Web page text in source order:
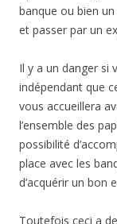
banque ou bien
et passer par un
Il y a un danger si
indépendant que
vous accueillera
l’ensemble des
possibilité
place avec les
d’acquérir un bon
Toutefois ceci a